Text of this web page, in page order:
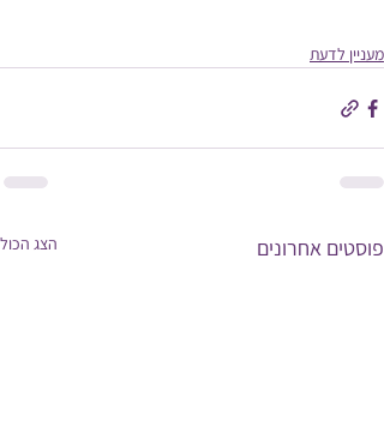
מעניין לדעת
פוסטים אחרונים הצג הכול